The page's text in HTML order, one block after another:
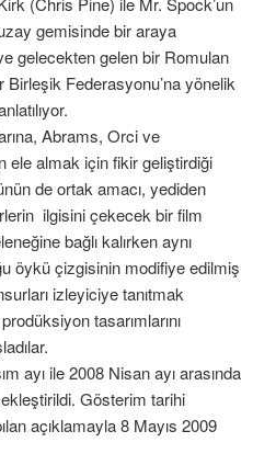
gemisinde bir araya
gelecekten gelen bir Romulan
Birleşik Federasyonu’na yönelik
Abrams, Orci ve
ele almak için fikir geliştirdiği
de ortak amacı, yediden
ilgisini çekecek bir film
bağlı kalırken aynı
öykü çizgisinin modifiye edilmiş
izleyiciye tanıtmak
tasarımlarını
ayı ile 2008 Nisan ayı arasında
Gösterim tarihi
açıklamayla 8 Mayıs 2009